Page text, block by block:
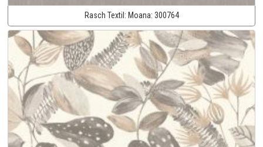
Rasch Textil: Moana: 300764